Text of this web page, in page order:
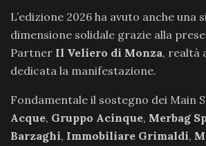
L’edizione 2026 ha avuto anche una
dimensione solidale grazie alla
Partner Il Veliero di Monza, realtà
dedicata la manifestazione.
Fondamentale il sostegno dei Main
Acque, Gruppo Acinque, Merbag
Barzaghi, Immobiliare Grimaldi,